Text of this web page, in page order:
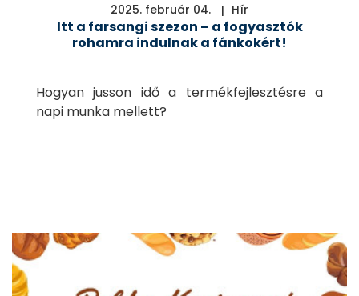
2025. február 04. Hír
Itt a farsangi szezon – a fogyasztók
rohamra indulnak a fánkokért!
Hogyan jusson idő a termékfejlesztésre a
napi munka mellett?